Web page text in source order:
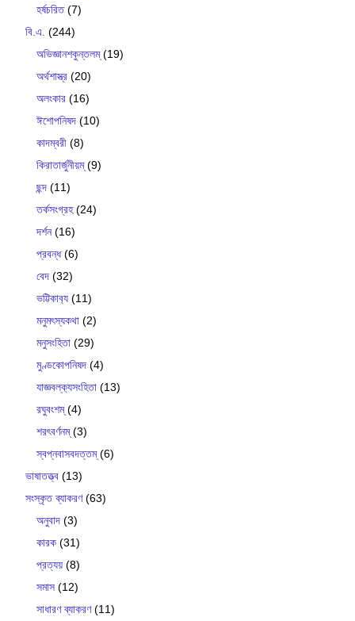
হর্ষচরিত(7)
বি.এ. (244)
অভিজ্ঞানশকুন্তলম্(19)
অর্থশাস্ত্র (20)
অলংকার (16)
ঈশোপনিষদ (10)
কাদম্বরী (8)
কিরাতার্জুনীয়ম্(9)
ছন্দ (11)
তর্কসংগ্রহ(24)
দর্শন(16)
প্রবন্ধ(6)
বেদ (32)
ভট্টিকাব‍্য (11)
মনুমৎস্যকথা (2)
মনুসংহিতা (29)
মুণ্ডকোপনিষদ (4)
যাজ্ঞবল্ক‍্যসংহিতা (13)
রঘুবংশম্(4)
শরৎবর্ণনম্(3)
স্বপ্নবাসবদত্তম্(6)
ভাষাতত্ত্ব (13)
সংস্কৃত ব্যাকরণ(63)
অনুবাদ (3)
কারক (31)
প্রত্যয় (8)
সমাস (12)
সাধারণ ব্যাকরণ(11)